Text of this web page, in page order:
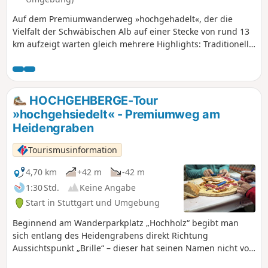
Burg Teck und ins Lenninger Tal genießen. Und ehe man
sich‘s versieht, führt der historische Heidengraben einen
auch schon wieder zurück zum Anfangspunkt der
vielseitigen Tour.
Auf dem Premiumwanderweg »hochgehadelt«, der die
Vielfalt der Schwäbischen Alb auf einer Stecke von rund 13
km aufzeigt warten gleich mehrere Highlights: Traditionelle
Historische Kulturdenkmäler wie die Burg Teck und die
Ruine Rauber und nicht zu vergessen: einzigartige
Aussichtspunkte und Felsvorsprünge mit Blick über das
Albvorland, die Kaiserberge und die Steilhänge des
Albtraufs.
HOCHGEHBERGE-Tour
»hochgehsiedelt« - Premiumweg am
Heidengraben
Tourismusinformation
4,70 km
+42 m
-42 m
1:30 Std.
Keine Angabe
Start in Stuttgart und Umgebung
Beginnend am Wanderparkplatz „Hochholz“ begibt man
sich entlang des Heidengrabens direkt Richtung
Aussichtspunkt „Brille“ – dieser hat seinen Namen nicht von